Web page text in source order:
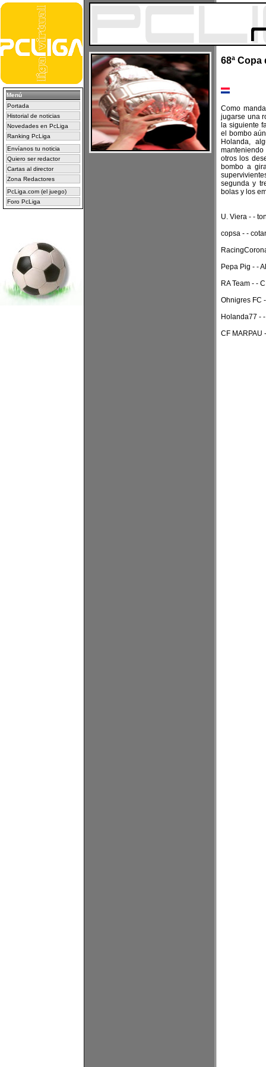
Menú
Portada
Historial de noticias
Novedades en PcLiga
Ranking PcLiga
Envíanos tu noticia
Quiero ser redactor
Cartas al director
Zona Redactores
PcLiga.com (el juego)
Foro PcLiga
68ª
Como
jugarse una
la siguiente
el bombo
Holanda,
otros los
bombo a
segunda y
bolas y los
U. Viera - -
copsa - -
Pepa Pig - -
RA Team - -
Ohnigres FC
Holanda77 -
CF MARPAU